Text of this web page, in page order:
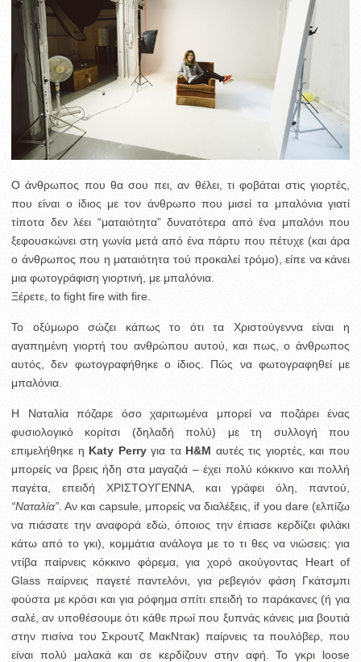
Ο άνθρωπος που θα σου πει, αν θέλει, τι φοβάται στις γιορτές,
που είναι ο ίδιος με τον άνθρωπο που μισεί τα μπαλόνια γιατί
τίποτα δεν λέει “ματαιότητα” δυνατότερα από ένα μπαλόνι που
ξεφουσκώνει στη γωνία μετά από ένα πάρτυ που πέτυχε (και άρα
ο άνθρωπος που η ματαιότητα τού προκαλεί τρόμο), είπε να κάνει
μια φωτογράφιση γιορτινή, με μπαλόνια.
Ξέρετε, to fight fire with fire.
Το οξύμωρο σώζει κάπως το ότι τα Χριστούγεννα είναι η
αγαπημένη γιορτή του ανθρώπου αυτού, και πως, ο άνθρωπος
αυτός, δεν φωτογραφήθηκε ο ίδιος. Πώς να φωτογραφηθεί με
μπαλόνια.
Η Ναταλία πόζαρε όσο χαριτωμένα μπορεί να ποζάρει ένας
φυσιολογικό κορίτσι (δηλαδή πολύ) με τη συλλογή που
επιμελήθηκε η Katy Perryγια τα H&M αυτές τις γιορτές, και που
μπορείς να βρεις ήδη στα μαγαζιά – έχει πολύ κόκκινο και πολλή
παγέτα, επειδή ΧΡΙΣΤΟΥΓΕΝΝΑ, και γράφει όλη, παντού,
“Ναταλία” . Αν και capsule, μπορείς να διαλέξεις, if you dare (ελπίζω
να πιάσατε την αναφορά εδώ, όποιος την έπιασε κερδίζει φιλάκι
κάτω από το γκι), κομμάτια ανάλογα με το τι θες να νιώσεις: για
ντίβα παίρνεις κόκκινο φόρεμα, για χορό ακούγοντας Heart of
Glass παίρνεις παγετέ παντελόνι, για ρεβεγιόν φάση Γκάτσμπι
φούστα με κρόσι και για ρόφημα σπίτι επειδή το παράκανες (ή για
σαλέ, αν υποθέσουμε ότι κάθε πρωί που ξυπνάς κάνεις μια βουτιά
στην πισίνα του Σκρουτζ ΜακΝτακ) παίρνεις τα πουλόβερ, που
είναι πολύ μαλακά και σε κερδίζουν στην αφή. Το γκρι loose